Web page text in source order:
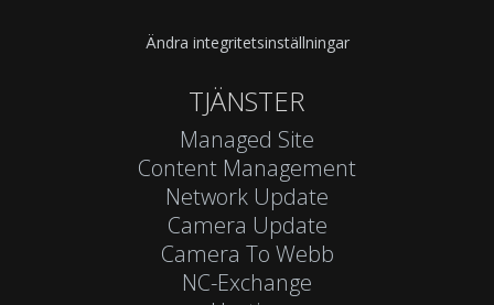
Ändra integritetsinställningar
TJÄNSTER
Managed Site
Content Management
Network Update
Camera Update
Camera To Webb
NC-Exchange